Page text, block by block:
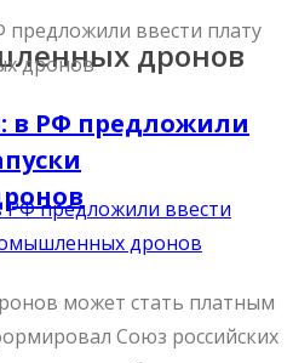
дронов
предложили ввести
дронов
в РФ предложили
может стать платным
Союз российских